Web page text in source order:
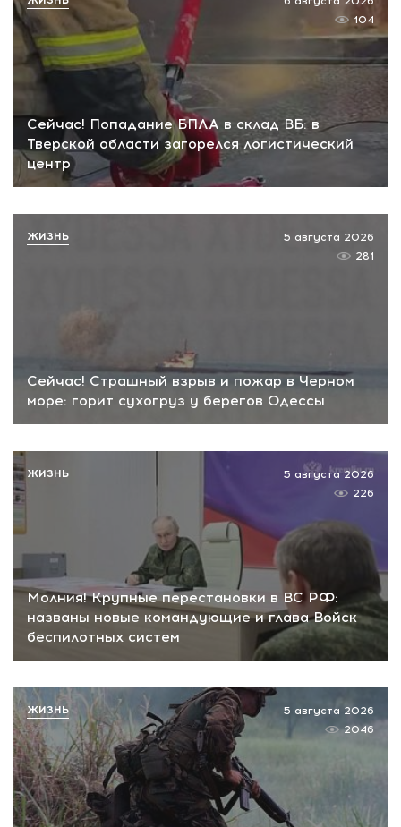
Сейчас! Попадание БПЛА в склад ВБ: в
Тверской области загорелся логистический
центр
104
Сейчас! Страшный взрыв и пожар в Черном
море: горит сухогруз у берегов Одессы
5 августа 2026
281
ЖИЗНЬ
Молния! Крупные перестановки в ВС РФ:
названы новые командующие и глава Войск
беспилотных систем
5 августа 2026
226
ЖИЗНЬ
5 августа 2026
2046
ЖИЗНЬ